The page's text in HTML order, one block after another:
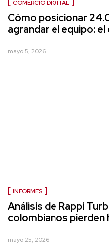
COMERCIO DIGITAL
Cómo posicionar
agrandar el equipo:
mayo 5, 2026
INFORMES
Análisis de Rappi
colombianos pierden
mayo 25, 2026